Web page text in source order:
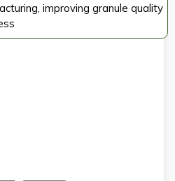
improving granule quality